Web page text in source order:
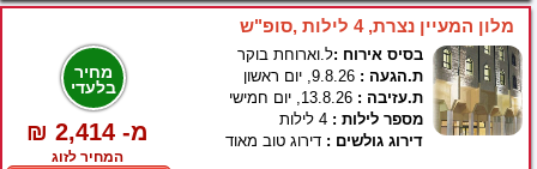
מלון המעיין נצרת, 4 לילות ,סופ"ש
מחיר
בלעדי
₪ 2,414 -מ
המחיר לזוג
בסיס אירוח :ל.וארוחת בוקר
ת.הגעה :
ת.עזיבה :
מספר לילות :
דירוג גולשים : דירוג טוב מאוד